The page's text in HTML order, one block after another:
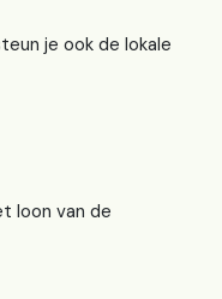
je ook de lokale
loon van de